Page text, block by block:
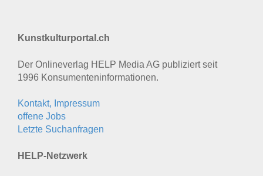
Kunstkulturportal.ch
Der Onlineverlag HELP Media AG publiziert seit
1996 Konsumenten­informationen.
Kontakt, Impressum
offene Jobs
Letzte Suchanfragen
HELP-Netzwerk